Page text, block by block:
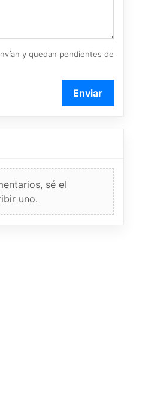
y quedan pendientes de
Enviar
sé el
uno.